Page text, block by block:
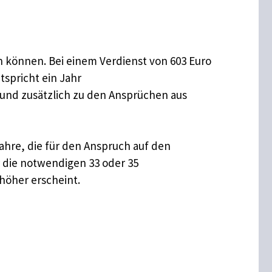
Bei einem Verdienst von 603 Euro
ein Jahr
zusätzlich zu den Ansprüchen aus
die für den Anspruch auf den
notwendigen 33 oder 35
erscheint.